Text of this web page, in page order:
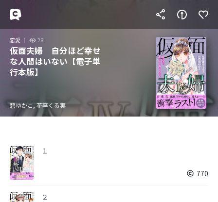
恋愛 28
仮面夫婦 自分ほど幸せ
な人間はいない【電子単
行本版】
碧ゆかこ, 花李くる実
１
770
２